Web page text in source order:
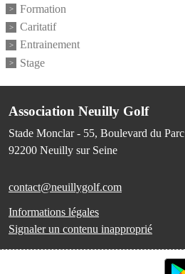
Formation
Caritatif
Entrainement
Stage
Association Neuilly Golf
Stade Monclar - 55, Boulevard du Parc
92200 Neuilly sur Seine
contact@neuillygolf.com
Informations légales
Signaler un contenu inapproprié